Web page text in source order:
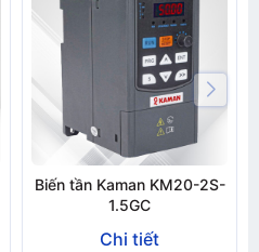
Biến tần Kaman KM20-2S-
1.5GC
Chi tiết